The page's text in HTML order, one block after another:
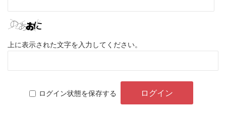
上に表示された文字を入力してください。
ログイン状態を保存する